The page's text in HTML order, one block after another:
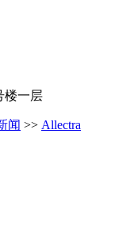
楼一层
闻 >> Allectra